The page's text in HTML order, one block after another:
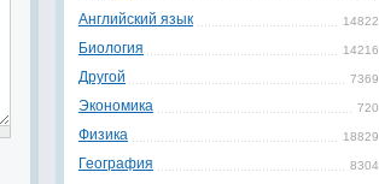
14822
Английский язык
14216
Биология
7369
Другой
720
Экономика
18829
Физика
8304
География